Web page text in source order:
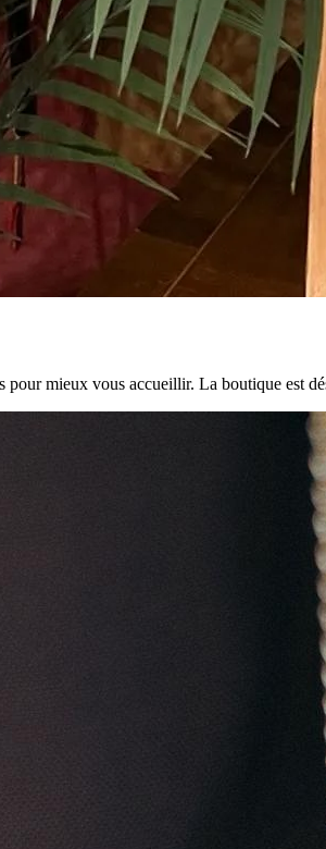
pour mieux vous accueillir. La boutique est